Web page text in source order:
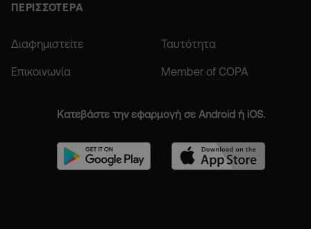
ΠΕΡΙΣΣΟΤΕΡΑ
Διαφημιστείτε Ταυτότητα
Επικοινωνία Member of COPA
Κατεβάστε την εφαρμογή σε Android ή iOS.